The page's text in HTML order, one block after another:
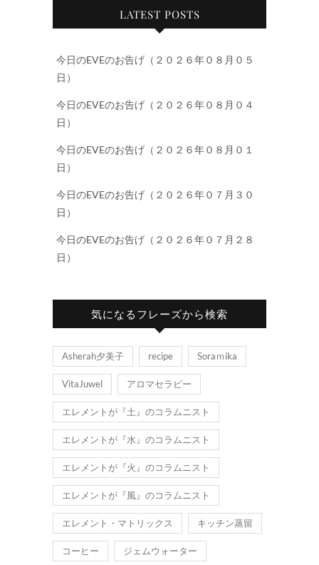
LATEST POSTS
今日のEVEのお告げ（２０２６年０８月０５
日）
今日のEVEのお告げ（２０２６年０８月０４
日）
今日のEVEのお告げ（２０２６年０８月０１
日）
今日のEVEのお告げ（２０２６年０７月３０
日）
今日のEVEのお告げ（２０２６年０７月２８
日）
気になるフレーズから検索
Asherah夕美子 recipe Soraｍika
VitaJuwel アロマセラピー
エレメントが『土』のコラムニスト
エレメントが『水』のコラムニスト
エレメントが『火』のコラムニスト
エレメントが『風』のコラムニスト
エレメント・マトリックス キッチン蒸留
コーヒー ジェムウォーター